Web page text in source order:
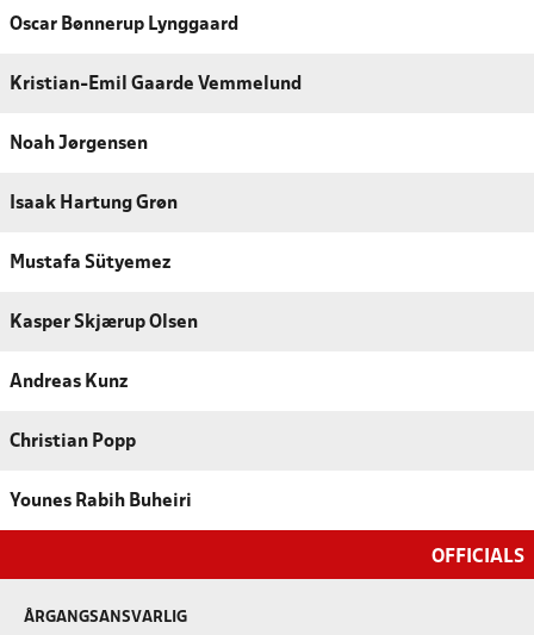
Oscar Bønnerup Lynggaard
Kristian-Emil Gaarde Vemmelund
Noah Jørgensen
Isaak Hartung Grøn
Mustafa Sütyemez
Kasper Skjærup Olsen
Andreas Kunz
Christian Popp
Younes Rabih Buheiri
OFFICIALS
ÅRGANGSANSVARLIG